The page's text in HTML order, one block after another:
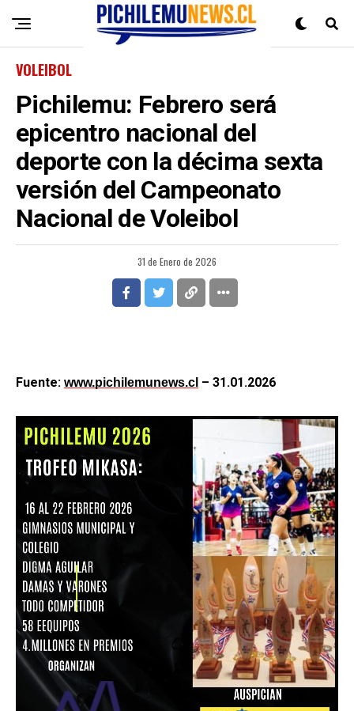
VOLEIBOL
Pichilemu: Febrero será
epicentro nacional del
deporte con la décima sexta
versión del Campeonato
Nacional de Voleibol
31 de Enero de 2026
Fuente: www.pichilemunews.cl – 31.01.2026